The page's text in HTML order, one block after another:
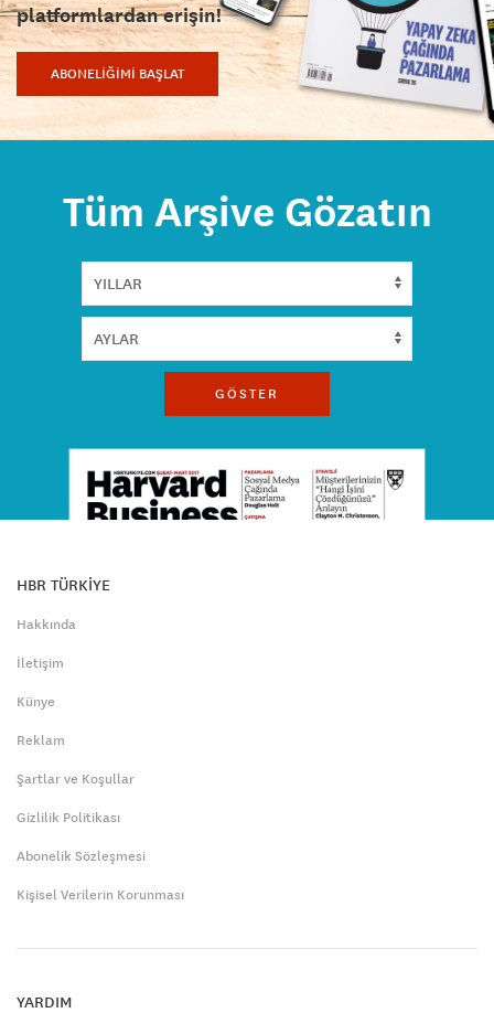
platformlardan erişin!
ABONELİĞİMİ BAŞLAT
Tüm Arşive Gözatın
GÖSTER
HBR TÜRKİYE
Hakkında
İletişim
Künye
Reklam
Şartlar ve Koşullar
Gizlilik Politikası
Abonelik Sözleşmesi
Kişisel Verilerin Korunması
YARDIM